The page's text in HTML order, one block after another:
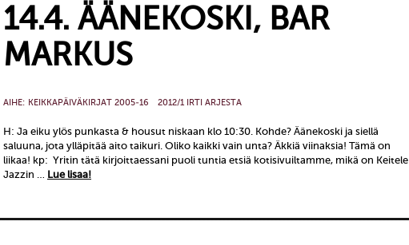
14.4. ÄÄNEKOSKI, BAR
MARKUS
AIHE: KEIKKAPÄIVÄKIRJAT 2005-16 2012/1 IRTI ARJESTA
H: Ja eiku ylös punkasta & housut niskaan klo 10:30. Kohde? Äänekoski ja siellä
saluuna, jota ylläpitää aito taikuri. Oliko kaikki vain unta? Äkkiä viinaksia! Tämä on
liikaa! kp: Yritin tätä kirjoittaessani puoli tuntia etsiä kotisivuiltamme, mikä on Keitele
Jazzin … Lue lisaa!